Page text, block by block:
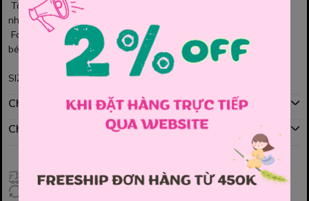
Tôngxanh tươi mát
nhấn năng động – hiện đại
Form rộng dễ mặc, dễ phối cùng quần jean, kaki hay short, cho
bé đi học – đi chơi đều đẹp
SIZE : 130 , 140 , 150 , 160 , 170 , 180
Chính sách mua hàng
Chính sách đổi hàng
Giao hàng toàn quốc